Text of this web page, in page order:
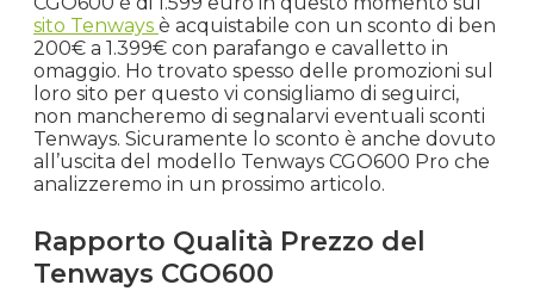
sito Tenways è acquistabile con un sconto di ben
200€ a 1.399€ con parafango e cavalletto in
omaggio. Ho trovato spesso delle promozioni sul
loro sito per questo vi consigliamo di seguirci,
non mancheremo di segnalarvi eventuali sconti
Tenways. Sicuramente lo sconto è anche dovuto
all’uscita del modello Tenways CGO600 Pro che
analizzeremo in un prossimo articolo.
Rapporto Qualità Prezzo del
Tenways CGO600